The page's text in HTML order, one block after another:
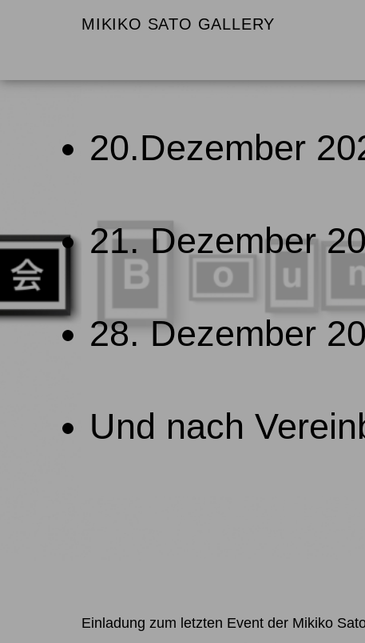
MIKIKO SATO GALLERY
Hamburg
20.Dezember
21. Dezember
28. Dezember
Und nach
Einladung zum letzten Event der Mikiko